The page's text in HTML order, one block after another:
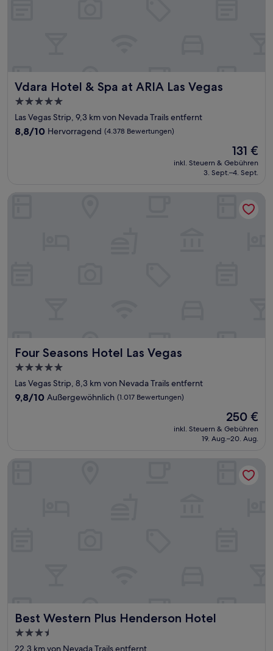
Vdara Hotel & Spa at ARIA Las Vegas
Vdara Hotel & Spa at ARIA Las Vegas
5.0-
Sterne-
Unterkunft
Las Vegas Strip, 9,3 km von Nevada Trails entfernt
8.8
8,8/10 Hervorragend (4.378 Bewertungen)
Der
Preis
beträgt
131 €
inkl. Steuern & Gebühren
3. Sept.–4. Sept.
Four Seasons Hotel Las Vegas
Four Seasons Hotel Las Vegas
5.0-
Sterne-
Unterkunft
Las Vegas Strip, 8,3 km von Nevada Trails entfernt
9.8
9,8/10 Außergewöhnlich (1.017 Bewertungen)
Der
Preis
beträgt
250 €
inkl. Steuern & Gebühren
19. Aug.–20. Aug.
Best Western Plus Henderson Hotel
Best Western Plus Henderson Hotel
3.5-
Sterne-
22,3 km von Nevada Trails entfernt
Best Western Plus Henderson Hotel